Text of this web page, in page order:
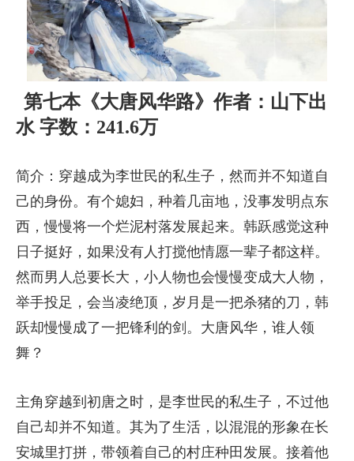
第七本《大唐风华路》作者：山下出
水 字数：241.6万
简介：穿越成为李世民的私生子，然而并不知道自
己的身份。有个媳妇，种着几亩地，没事发明点东
西，慢慢将一个烂泥村落发展起来。韩跃感觉这种
日子挺好，如果没有人打搅他情愿一辈子都这样。
然而男人总要长大，小人物也会慢慢变成大人物，
举手投足，会当凌绝顶，岁月是一把杀猪的刀，韩
跃却慢慢成了一把锋利的剑。大唐风华，谁人领
舞？
主角穿越到初唐之时，是李世民的私生子，不过他
自己却并不知道。其为了生活，以混混的形象在长
安城里打拼，带领着自己的村庄种田发展。接着他